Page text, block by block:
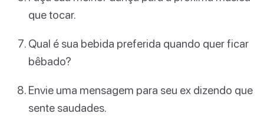
que tocar.
Qual é sua bebida preferida quando quer ficar
bêbado?
Envie uma mensagem para seu ex dizendo que
sente saudades.